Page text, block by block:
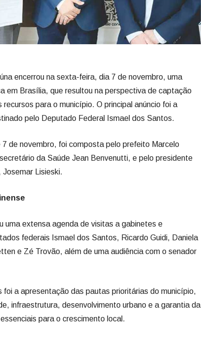
encerrou na sexta-feira, dia 7 de novembro, uma
em Brasília, que resultou na perspectiva de captação
para o município. O principal anúncio foi a
pelo Deputado Federal Ismael dos Santos.
de novembro, foi composta pelo prefeito Marcelo
da Saúde Jean Benvenutti, e pelo presidente
Josemar Lisieski.
uma extensa agenda de visitas a gabinetes e
federais Ismael dos Santos, Ricardo Guidi, Daniela
e Zé Trovão, além de uma audiência com o senador
a apresentação das pautas prioritárias do município,
infraestrutura, desenvolvimento urbano e a garantia da
para o crescimento local.